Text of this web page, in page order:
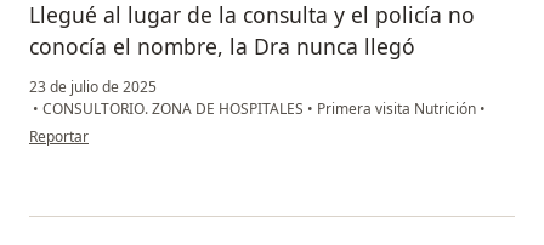
2021
• Curso Internacional de “Metabolómica aplicada a la
Clínica”. Tecnológico de Monterrey. Ciudad de México.
• 10mo. Simposio virtual “Bioética pilar del buen
funcionamiento en el área de la Salud” Comisión
• Seminario de “Integridad Científica”. Comisión
Llegué al lugar de la consulta y el policía no
conocía el nombre, la Dra nunca llegó
23 de julio de 2025
• CONSULTORIO. ZONA DE HOSPITALES • Primera visita Nutrición •
en opinión del usuario EP
Reportar